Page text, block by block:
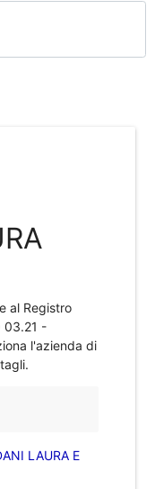
al Registro
03.21 -
l'azienda di
LAURA E